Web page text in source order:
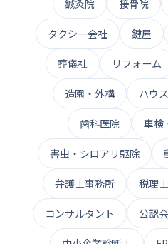
鍼灸院 接骨院
タクシー会社 鍵屋
葬儀社 リフォーム
造園・外構 ハウ
歯科医院 車検
害虫・シロアリ駆除
弁護士事務所 税理
コンサルタント 公認